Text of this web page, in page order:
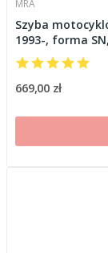
MRA
Szyba
1993-, forma
669,00 zł